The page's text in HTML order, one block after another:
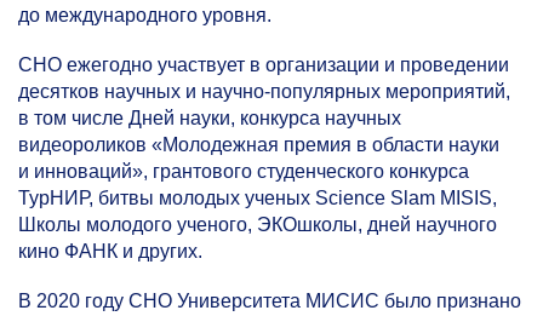
до международного уровня.
СНО ежегодно участвует в организации и проведении
десятков научных и научно-популярных мероприятий,
в том числе Дней науки, конкурса научных
видеороликов «Молодежная премия в области науки
и инноваций», грантового студенческого конкурса
ТурНИР, битвы молодых ученых Science Slam MISIS,
Школы молодого ученого, ЭКОшколы, дней научного
кино ФАНК и других.
В 2020 году СНО Университета МИСИС было признано